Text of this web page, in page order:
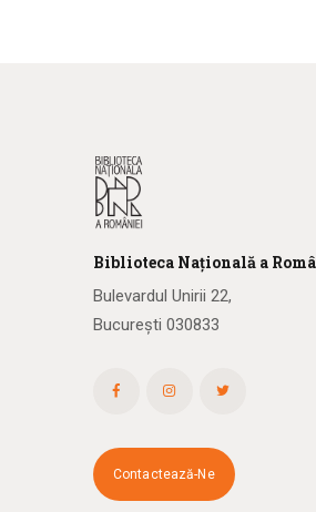
Biblioteca Națională a R
Bulevardul Unirii 22,
București 030833
Contactează-Ne